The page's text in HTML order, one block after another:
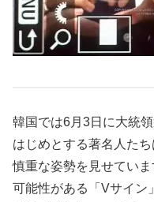
韓国では6月3日に大統
はじめとする著名人た
慎重な姿勢を見せてい
可能性がある「Vサイン